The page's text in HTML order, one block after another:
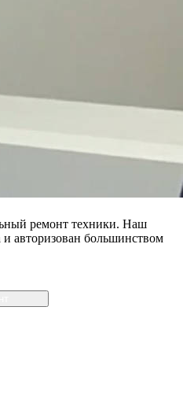
ремонт техники. Наш
и авторизован большинством